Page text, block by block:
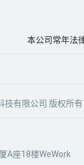
本公司常年法
有限公司 版权所有 |
A座18楼WeWork